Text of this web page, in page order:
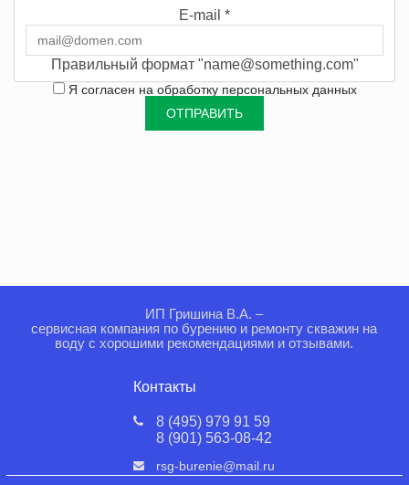
E-mail *
Правильный формат "name@something.com"
Я согласен на обработку персональных данных
ИП Гришина В.А. –
сервисная компания по бурению и ремонту скважин на
воду с хорошими рекомендациями и отзывами.
Контакты
8 (495) 979 91 59
8 (901) 563-08-42
rsg-burenie@mail.ru